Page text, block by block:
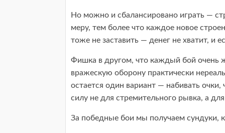
Но можно и сбалансировано играть —
меру, тем более что каждое новое
тоже не заставить — денег не хватит, и
Фишка в другом, что каждый бой очень
вражескую оборону практически
остается один вариант — набивать
силу не для стремительного рывка, а
За победные бои мы получаем сундуки,